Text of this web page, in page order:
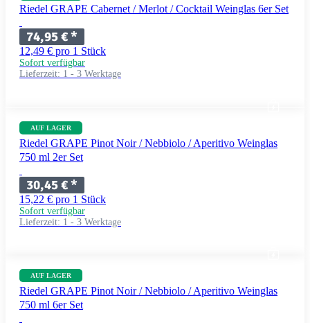
Riedel GRAPE Cabernet / Merlot / Cocktail Weinglas 6er Set
74,95 €*
12,49 € pro 1 Stück
Sofort verfügbar
Lieferzeit: 1 - 3 Werktage
AUF LAGER
Riedel GRAPE Pinot Noir / Nebbiolo / Aperitivo Weinglas
750 ml 2er Set
30,45 €*
15,22 € pro 1 Stück
Sofort verfügbar
Lieferzeit: 1 - 3 Werktage
AUF LAGER
Riedel GRAPE Pinot Noir / Nebbiolo / Aperitivo Weinglas
750 ml 6er Set